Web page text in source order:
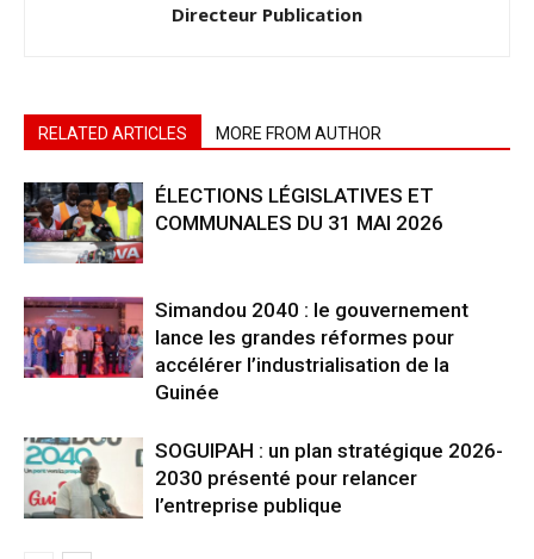
Directeur Publication
RELATED ARTICLES MORE FROM AUTHOR
ÉLECTIONS LÉGISLATIVES ET
COMMUNALES DU 31 MAI 2026
Simandou 2040 : le gouvernement
lance les grandes réformes pour
accélérer l’industrialisation de la
Guinée
SOGUIPAH : un plan stratégique 2026-
2030 présenté pour relancer
l’entreprise publique